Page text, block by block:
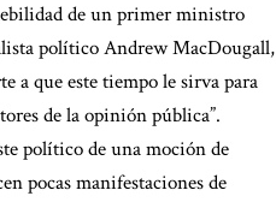
de un primer ministro
político Andrew MacDougall,
a que este tiempo le sirva para
de la opinión pública”.
político de una moción de
pocas manifestaciones de